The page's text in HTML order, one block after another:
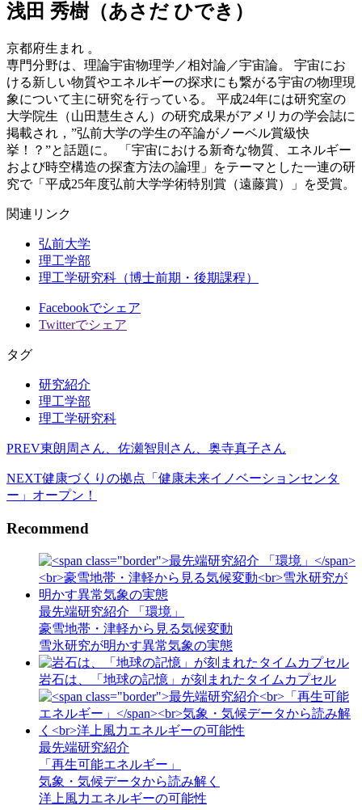
浅田 秀樹（あさだ ひでき）
京都府生まれ 。
専門分野は、理論宇宙物理学／相対論／宇宙論。 宇宙にお
ける新しい物質やエネルギーの探求にも繋がる宇宙の物理現
象について主に研究を行っている。 平成24年には研究室の
大学院生（山田慧生さん）の研究成果がアメリカの学会誌に
掲載され，”弘前大学の学生の卒論がノーベル賞級快
挙！？”と話題に。 「宇宙における新奇な物質、エネルギー
および時空構造の探査方法の論理」をテーマとした一連の研
究で「平成25年度弘前大学学術特別賞（遠藤賞）」を受賞。
関連リンク
弘前大学
理工学部
理工学研究科（博士前期・後期課程）
Facebookでシェア
Twitterでシェア
タグ
研究紹介
理工学部
理工学研究科
PREV東朗周さん、佐瀬智則さん、奥寺真子さん
NEXT健康づくりの拠点「健康未来イノベーションセンタ
ー」オープン！
Recommend
最先端研究紹介 「環境」
豪雪地帯・津軽から見る気候変動
雪氷研究が明かす異常気象の実態
岩石は、「地球の記憶」が刻まれたタイムカプセル
最先端研究紹介
「再生可能エネルギー」
気象・気候データから読み解く
洋上風力エネルギーの可能性